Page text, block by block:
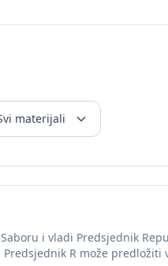
materijali
i vladi Predsjednik
R može